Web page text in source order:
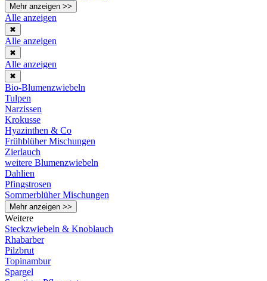
Mehr anzeigen >>
Alle anzeigen
✖
Alle anzeigen
✖
Alle anzeigen
✖
Bio-Blumenzwiebeln
Tulpen
Narzissen
Krokusse
Hyazinthen & Co
Frühblüher Mischungen
Zierlauch
weitere Blumenzwiebeln
Dahlien
Pfingstrosen
Sommerblüher Mischungen
Mehr anzeigen >>
Weitere
Steckzwiebeln & Knoblauch
Rhabarber
Pilzbrut
Topinambur
Spargel